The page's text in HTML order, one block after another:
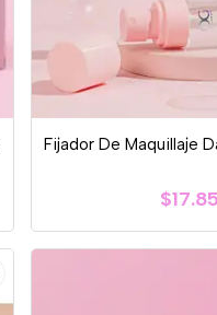
Fijador De Maquillaje